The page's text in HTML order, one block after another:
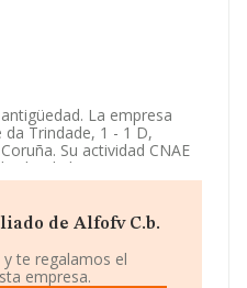
La empresa
da Trindade, 1 - 1 D,
Su actividad CNAE
de bienes
La forma jurídica de
de Alfofv C.b.
te regalamos el
empresa.